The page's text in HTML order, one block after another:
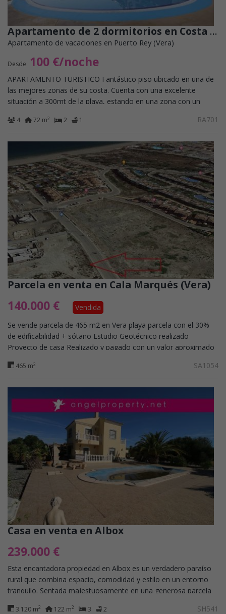
Apartamento de 2 dormitorios en Costa Rey RA7101
Apartamento de vacaciones en Puerto Rey (Vera)
Desde 100 €/noche
APARTAMENTO TURISTICO Fantástico piso ubicado en una de
las mejores zonas de su costa. Cuenta con una excelente
situación a 300mt de la playa, estando en una zona con un
4 72 m2 2 1 RA701
Parcela en venta en Cala Marqués (Vera)
140.000 €
Vendida
Se vende parcela de 465 m2 en Vera playa parcela con el 30%
de edificabilidad + sótano Estudio Geotécnico realizado
Proyecto de casa Realizado y pagado con un valor aproximado
465 m2 SA1054
Casa en venta en Albox
239.000 €
Esta encantadora propiedad en Albox es un verdadero paraíso
rural que combina espacio, comodidad y estilo en un entorno
tranquilo. Sentada majestuosamente en una generosa parcela
3.120 m2 122 m2 3 2 SH541